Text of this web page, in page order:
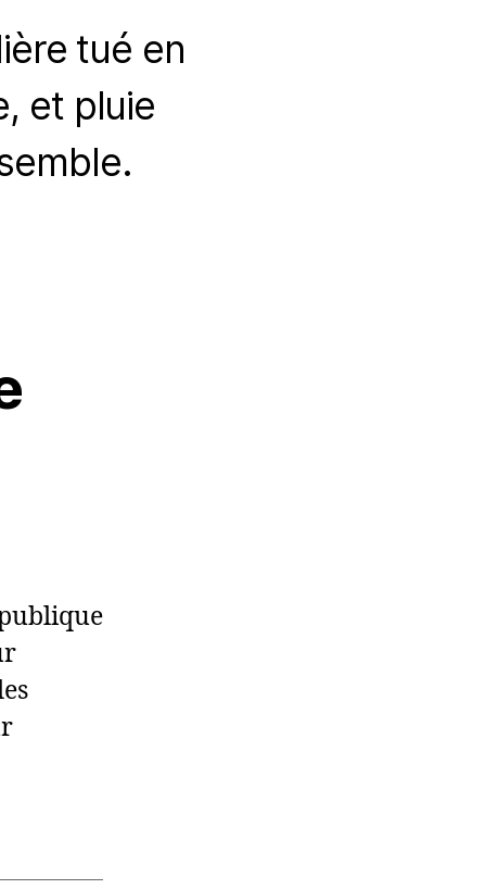
tué en
et pluie